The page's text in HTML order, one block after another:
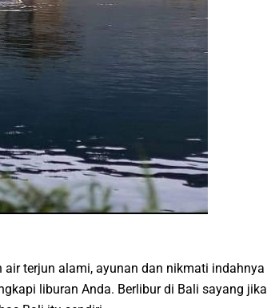
terjun alami, ayunan dan nikmati indahnya
liburan Anda. Berlibur di Bali sayang jika